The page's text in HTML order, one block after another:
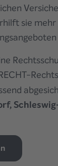
sie